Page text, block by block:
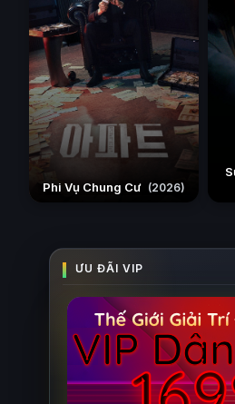
Phi Vụ Chung Cư (2026)